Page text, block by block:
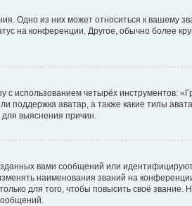
Одно из них может относиться к вашему
на конференции. Другое, обычно более
использованием четырёх инструментов:
поддержка аватар, а также какие типы
выяснения причин.
вами сообщений или
наименования званий на
для того, чтобы повысить своё